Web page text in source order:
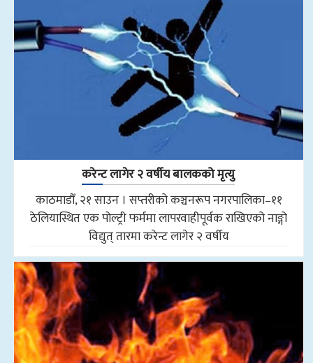
करेन्ट लागेर २ वर्षीय बालकको मृत्यु
काठमाडौँ, २१ साउन । सप्तरीको कञ्चनरूप नगरपालिका–११
ठेलियास्थित एक पोल्ट्री फर्ममा लापरवाहीपूर्वक राखिएको नाङ्गो
विद्युत् तारमा करेन्ट लागेर २ वर्षीय